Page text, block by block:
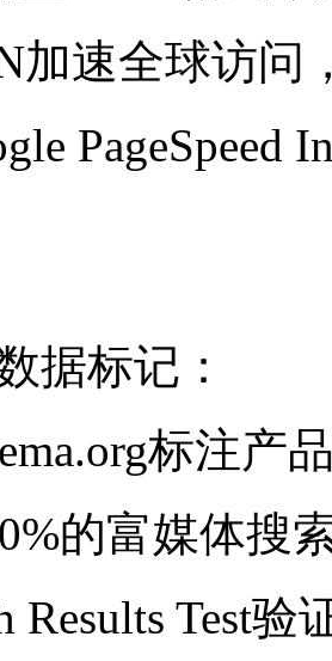
加速全球访问
PageSpeed
据标记：
标注产
的富媒体搜
Results Test验